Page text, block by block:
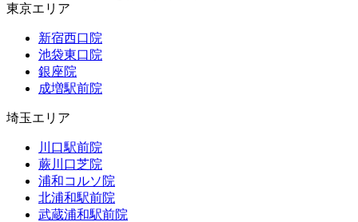
東京エリア
新宿西口院
池袋東口院
銀座院
成増駅前院
埼玉エリア
川口駅前院
蕨川口芝院
浦和コルソ院
北浦和駅前院
武蔵浦和駅前院